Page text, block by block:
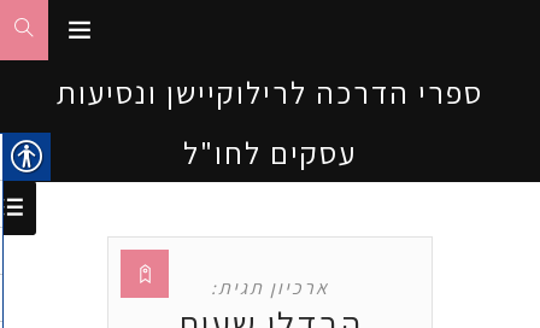
ספרי הדרכה לרילוקיישן ונסיעות
עסקים לחו"ל
ארכיון תגית: